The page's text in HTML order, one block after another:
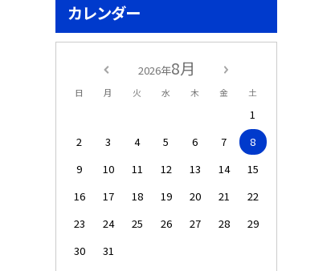
カレンダー
2026年8月
日 月 火 水 木 金 土
1
2
3 4 5 6 7
8
9
10 11 12 13 14
15
16
17 18 19 20 21
22
23
24 25 26 27 28
29
30
31